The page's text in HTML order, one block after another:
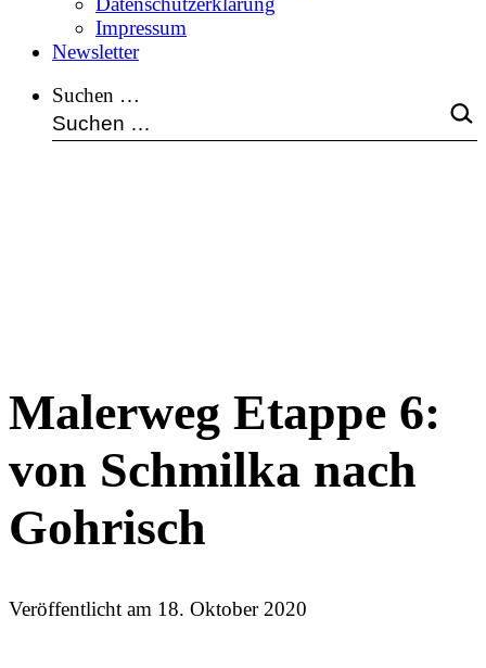
Impressum
Newsletter
Suchen …
Malerweg Etappe 6:
von Schmilka nach
Gohrisch
Veröffentlicht am 18. Oktober 2020